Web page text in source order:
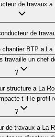
de travaux a
de
BTP a La
travaille un chef
?
structure a La
t-il le profil
?
de travaux a La